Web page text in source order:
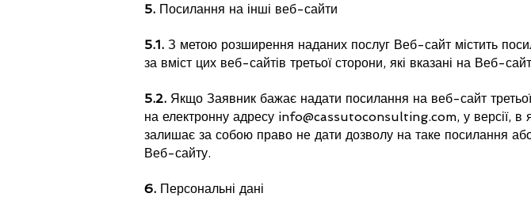
5. Посилання на інші веб-сайти
5.1. З метою розширення наданих послуг Веб-сайт містить
за вміст цих веб-сайтів третьої сторони, які вказані на Веб-
5.2. Якщо Заявник бажає надати посилання на веб-сайт
на електронну адресу info@cassutoconsulting.com, у версії,
залишає за собою право не дати дозволу на таке посилання
Веб-сайту.
6. Персональні дані